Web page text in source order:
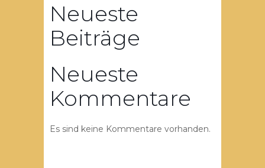
Neueste
Beiträge
Neueste
Kommentare
Es sind keine Kommentare vorhanden.